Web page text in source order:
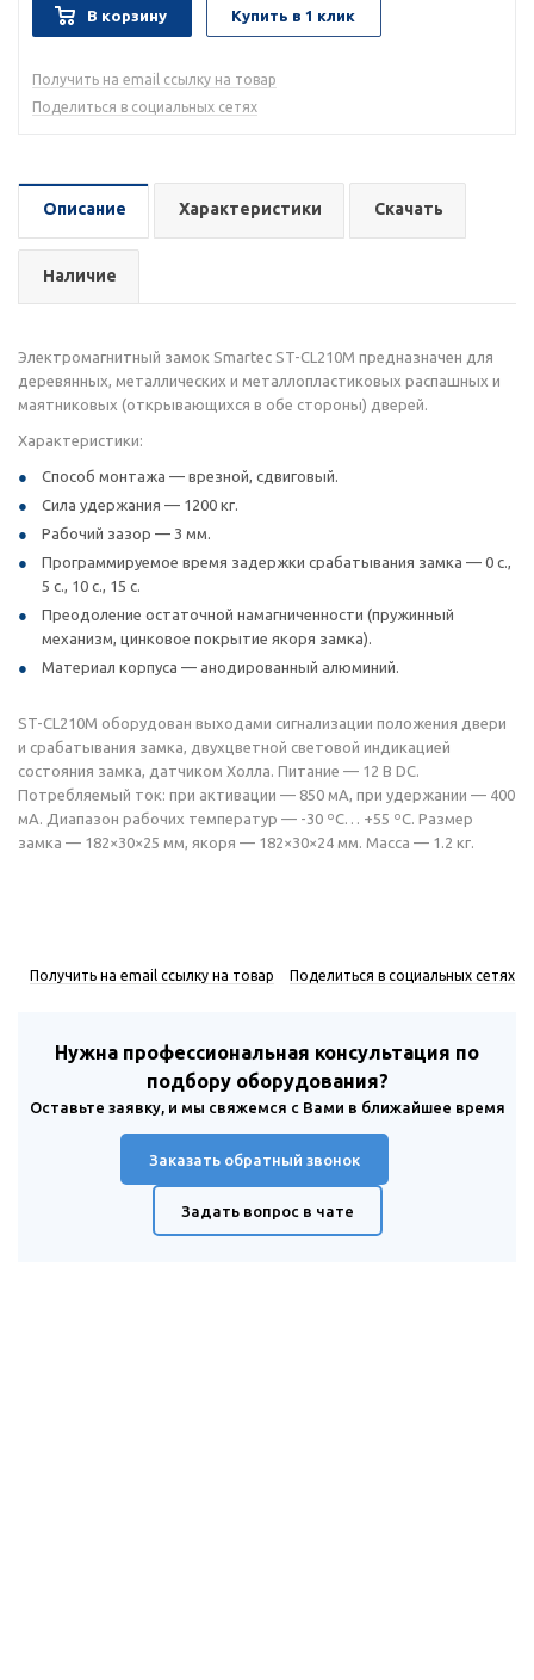
В корзину Купить в 1 клик
Получить на email ссылку на товар
Поделиться в социальных сетях
Описание Характеристики Скачать
Наличие
Электромагнитный замок Smartec ST-CL210M предназначен для
деревянных, металлических и металлопластиковых распашных и
маятниковых (открывающихся в обе стороны) дверей.
Характеристики:
Способ монтажа — врезной, сдвиговый.
Сила удержания — 1200 кг.
Рабочий зазор — 3 мм.
Программируемое время задержки срабатывания замка — 0 с.,
5 с., 10 с., 15 с.
Преодоление остаточной намагниченности (пружинный
механизм, цинковое покрытие якоря замка).
Материал корпуса — анодированный алюминий.
ST-CL210M оборудован выходами сигнализации положения двери
и срабатывания замка, двухцветной световой индикацией
состояния замка, датчиком Холла. Питание — 12 В DC.
Потребляемый ток: при активации — 850 мА, при удержании — 400
мА. Диапазон рабочих температур — -30 ºС… +55 ºС. Размер
замка — 182×30×25 мм, якоря — 182×30×24 мм. Масса — 1.2 кг.
Получить на email ссылку на товар Поделиться в социальных сетях
Нужна профессиональная консультация по
подбору оборудования?
Оставьте заявку, и мы свяжемся с Вами в ближайшее время
Заказать обратный звонок
Задать вопрос в чате